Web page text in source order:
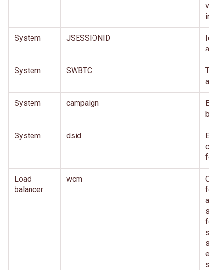
System JSESSIONID
System SWBTC
System campaign
En
System dsid
En
Load
balancer
wcm
för